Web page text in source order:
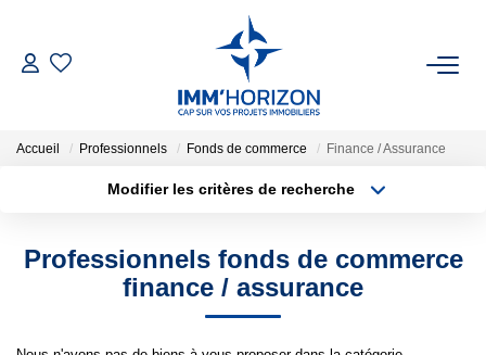
ACHETER
FAIRE GÉRER
Accueil Professionnels Fonds de commerce Finance / Assurance
Modifier les critères de recherche
Type de bien
Professionnels fonds de commerce
finance / assurance